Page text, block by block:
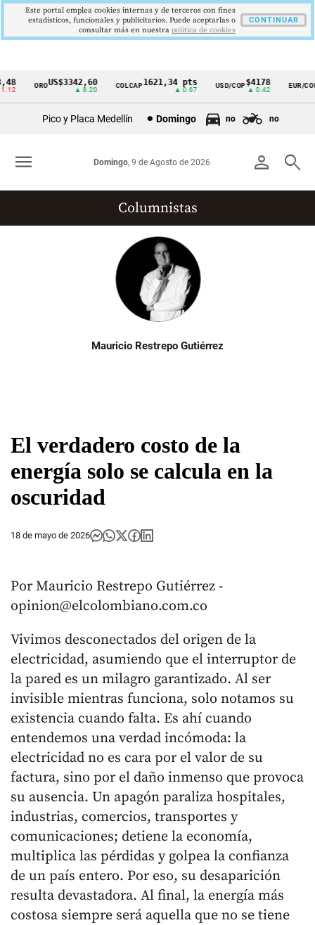
Cintillo
Colombia
OROUS$3342,60
▲ 8.20
COLCAP1621,34 pts
▲ 0.67
USD/COP$4178
▲ 0.42
EUR/COP
Pico y Placa Medellín Domingo no no
person search
Domingo, 9 de Agosto de 2026
menu
Columnistas
Mauricio Restrepo Gutiérrez
El verdadero costo de la
energía solo se calcula en la
oscuridad
18 de mayo de 2026
Por Mauricio Restrepo Gutiérrez -
opinion@elcolombiano.com.co
Vivimos desconectados del origen de la
electricidad, asumiendo que el interruptor de
la pared es un milagro garantizado. Al ser
invisible mientras funciona, solo notamos su
existencia cuando falta. Es ahí cuando
entendemos una verdad incómoda: la
electricidad no es cara por el valor de su
factura, sino por el daño inmenso que provoca
su ausencia. Un apagón paraliza hospitales,
industrias, comercios, transportes y
comunicaciones; detiene la economía,
multiplica las pérdidas y golpea la confianza
de un país entero. Por eso, su desaparición
resulta devastadora. Al final, la energía más
costosa siempre será aquella que no se tiene
Este portal emplea cookies internas y de terceros con fines
estadísticos, funcionales y publicitarios. Puede aceptarlas o
consultar más en nuestra politica de cookies
CONTINUAR